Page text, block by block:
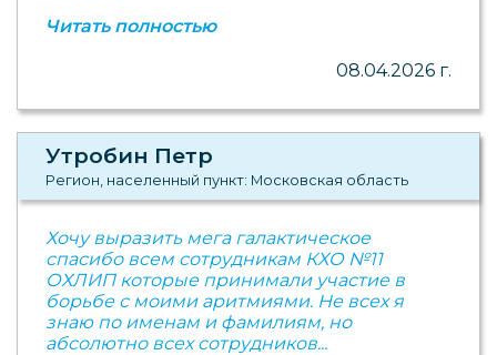
Читать полностью
08.04.2026 г.
Утробин Петр
Регион, населенный пункт: Московская область
Хочу выразить мега галактическое
спасибо всем сотрудникам КХО №11
ОХЛИП которые принимали участие в
борьбе с моими аритмиями. Не всех я
знаю по именам и фамилиям, но
абсолютно всех сотрудников...